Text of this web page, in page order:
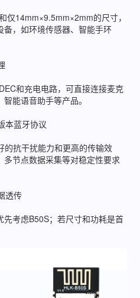
仅14mm×9.5mm×2mm的尺寸，
，如环境传感器、智能手环
和充电电路，可直接连接麦克
能语音助手等产品。
本蓝牙协议
的抗干扰能力和更高的传输效
节点数据采集等对稳定性要求
透传
考虑B50S；若尺寸和功耗是首